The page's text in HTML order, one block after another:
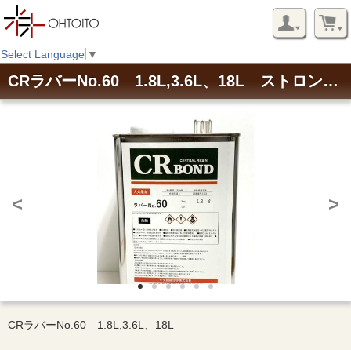
Select Language ▼
CRラバーNo.60 1.8L,3.6L、18L ストロング50代替品 レターパック不可
< >
CRラバーNo.60 1.8L,3.6L、18L